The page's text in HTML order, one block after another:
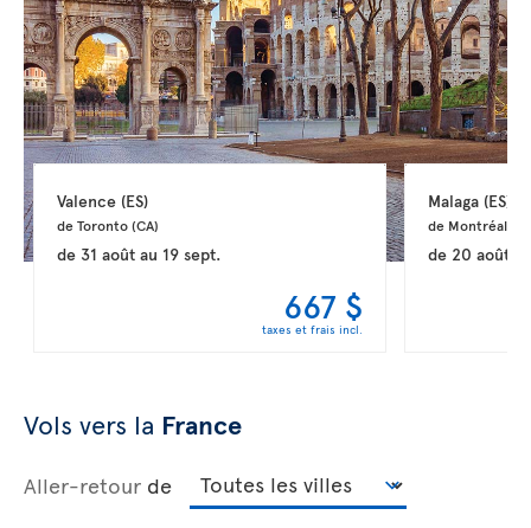
Valence (ES)
de Toronto (CA)
de 31 aoûtau 19 sept.
667 $
taxes et frais incl.
Malaga (ES)
de Montréal
de 20 août
Vols vers la France
Aller-retour de